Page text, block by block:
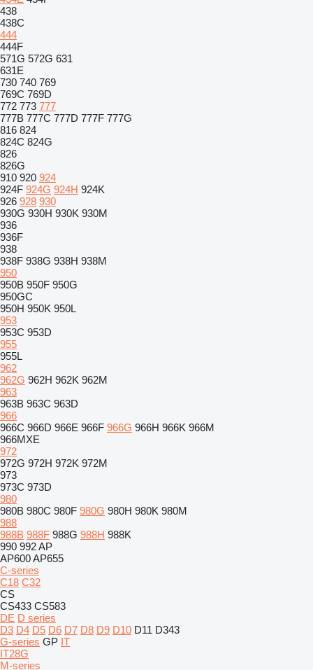
438
438C
444
444F
571G 572G 631
631E
730 740 769
769C 769D
772 773 777
777B 777C 777D 777F 777G
816 824
824C 824G
826
826G
910 920 924
924F 924G 924H 924K
926 928 930
930G 930H 930K 930M
936
936F
938
938F 938G 938H 938M
950
950B 950F 950G
950GC
950H 950K 950L
953
953C 953D
955
955L
962
962G 962H 962K 962M
963
963B 963C 963D
966
966C 966D 966E 966F 966G 966H 966K 966M
966MXE
972
972G 972H 972K 972M
973
973C 973D
980
980B 980C 980F 980G 980H 980K 980M
988
988B 988F 988G 988H 988K
990 992AP
AP600AP655
C-series
C18 C32
CS
CS433 CS583
DE D series
D3 D4 D5 D6 D7 D8 D9 D10 D11 D343
G-series GP IT
IT28G
M-series